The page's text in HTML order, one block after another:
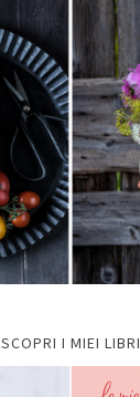
SCOPRI I MIEI LIBRI